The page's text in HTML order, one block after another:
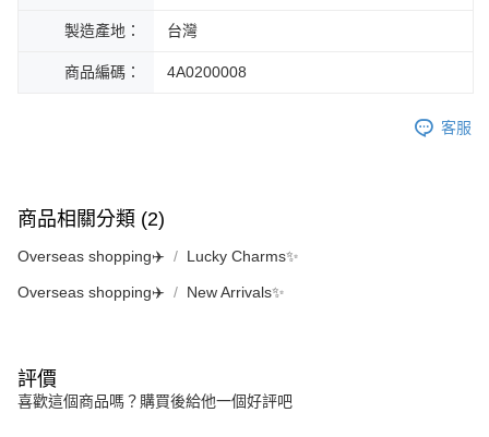
製造產地： 台灣
商品編碼： 4A0200008
客服
商品相關分類 (2)
Overseas shopping✈️ Lucky Charms✨
Overseas shopping✈️ New Arrivals✨
評價
喜歡這個商品嗎？購買後給他一個好評吧